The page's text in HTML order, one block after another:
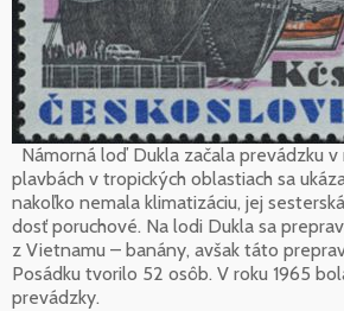
Námorná loď Dukla začala prevádzku v
plavbách v tropických oblastiach sa
nakoľko nemala klimatizáciu, jej
dosť poruchové. Na lodi Dukla sa
z Vietnamu – banány, avšak táto
Posádku tvorilo 52 osôb. V roku 1965
prevádzky.